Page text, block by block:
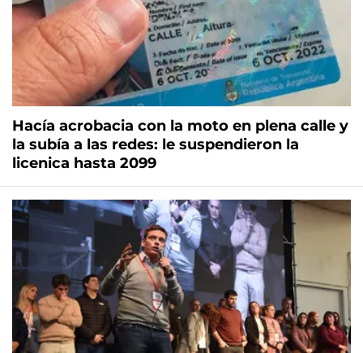
Hacía acrobacia con la moto en plena calle y
la subía a las redes: le suspendieron la
licenica hasta 2099